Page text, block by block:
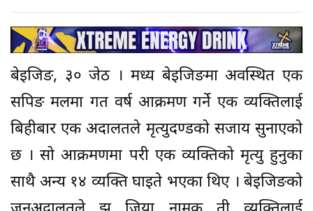
बेइजिङ, ३० जेठ । मध्य बेइजिङमा अवस्थित एक
सपिङ मलमा गत वर्ष आक्रमण गर्ने एक व्यक्तिलाई
बिहीबार एक अदालतले मृत्युदण्डको सजाय सुनाएको
छ । सो आक्रमणमा परी एक व्यक्तिको मृत्यु हुनुका
साथै अन्य १४ व्यक्ति घाइते भएका थिए । बेइजिङको